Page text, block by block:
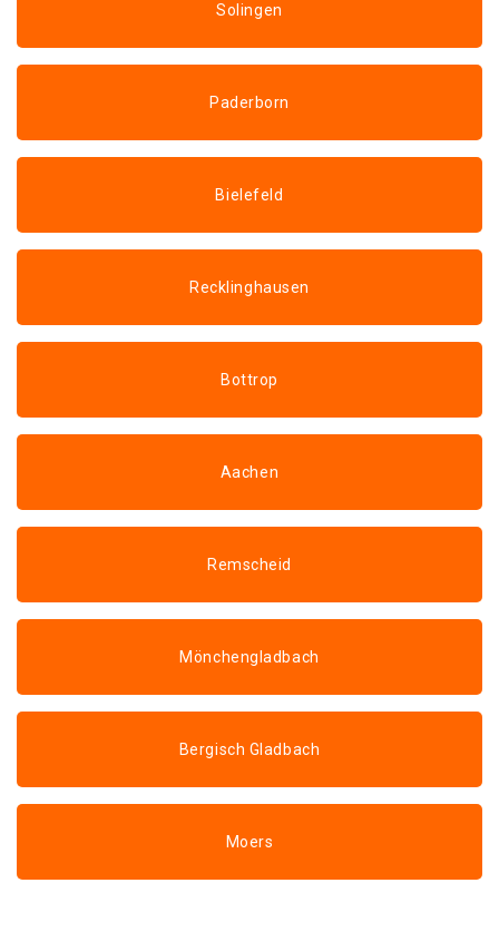
Solingen
Paderborn
Bielefeld
Recklinghausen
Bottrop
Aachen
Remscheid
Mönchengladbach
Bergisch Gladbach
Moers